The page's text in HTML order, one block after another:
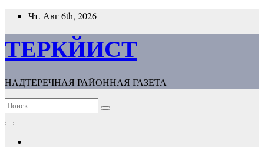
Перейти
содержимому
Чт. Авг 6th, 2026
ТЕРКЙИСТ
НАДТЕРЕЧНАЯ РАЙОННАЯ ГАЗЕТА